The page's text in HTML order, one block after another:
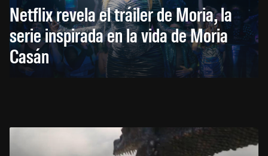
Netflix revela el tráiler de Moria, la
serie inspirada en la vida de Moria
Casán